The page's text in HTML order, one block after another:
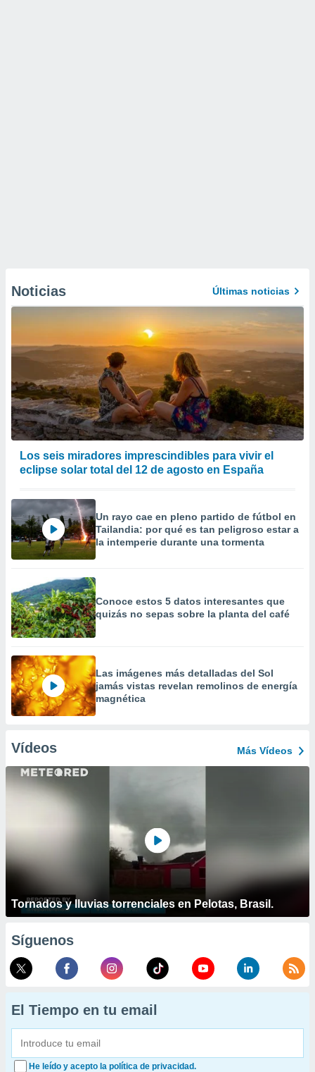
Noticias Últimas noticias
Los seis miradores imprescindibles para vivir el
eclipse solar total del 12 de agosto en España
Un rayo cae en pleno partido de fútbol en
Tailandia: por qué es tan peligroso estar a
la intemperie durante una tormenta
Conoce estos 5 datos interesantes que
quizás no sepas sobre la planta del café
Las imágenes más detalladas del Sol
jamás vistas revelan remolinos de energía
magnética
Vídeos Más Vídeos
Tornados y lluvias torrenciales en Pelotas, Brasil.
Síguenos
El Tiempo en tu email
He leído y acepto la política de privacidad.